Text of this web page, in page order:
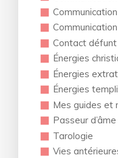
Contact défunt
Énergies
Énergies
Énergies
Mes guides et
Passeur
Tarologie
Vies